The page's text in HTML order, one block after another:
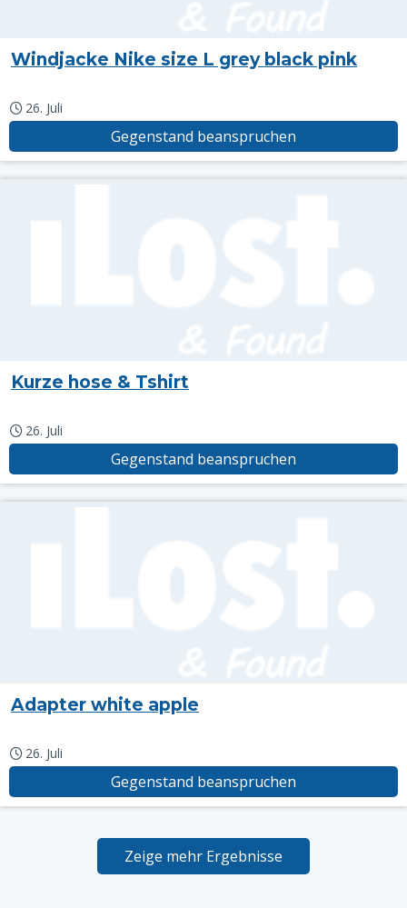
Windjacke Nike size L grey black pink
26. Juli
Gegenstand beanspruchen
Kurze hose & Tshirt
26. Juli
Gegenstand beanspruchen
Adapter white apple
26. Juli
Gegenstand beanspruchen
Zeige mehr Ergebnisse